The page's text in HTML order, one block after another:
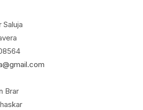
Saluja
Brar